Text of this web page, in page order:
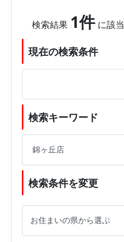
検索結果 1件に該当
現在の検索条件
検索キーワード
検索条件を変更